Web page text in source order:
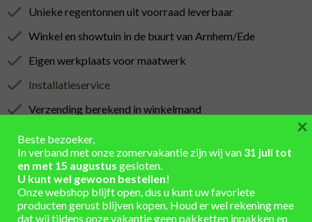
Unieke regentonnen uit voorraad leverbaar
Winkel en showtuin in de buurt van Arnhem/Ede
Eigen werkplaats voor maatwerk
Installatieservice
Verzending berekend in winkelmand
AANVULLENDE INFORMATIE
Beste bezoeker,
In verband met onze zomervakantie zijn wij van 31 juli tot
en met 15 augustus gesloten.
U kunt wel gewoon bestellen!
Onze webshop blijft open, dus u kunt uw favoriete
producten gerust blijven kopen. Houd er wel rekening mee
dat wij tijdens onze vakantie geen pakketten inpakken en
×